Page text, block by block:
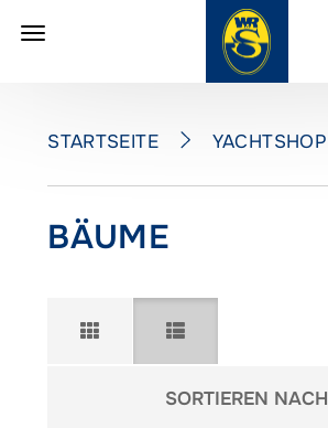
STARTSEITE YACHTSHOP
BÄUME
SORTIEREN NACH
Sortieren nach